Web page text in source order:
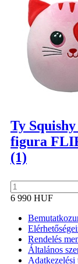
Ty
figura
(1)
6 990 HUF
Rendelés
Általános
Adatkezelési